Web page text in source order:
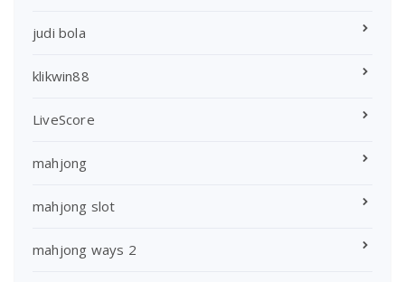
judi bola
klikwin88
LiveScore
mahjong
mahjong slot
mahjong ways 2